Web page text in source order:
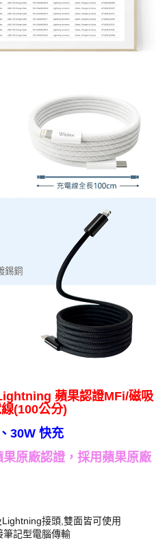
蘋果認證MFi/磁吸
(100公分)
30W 快充
原廠認證，採用蘋果原廠
接頭,雙面皆可使用
記型電腦傳輸